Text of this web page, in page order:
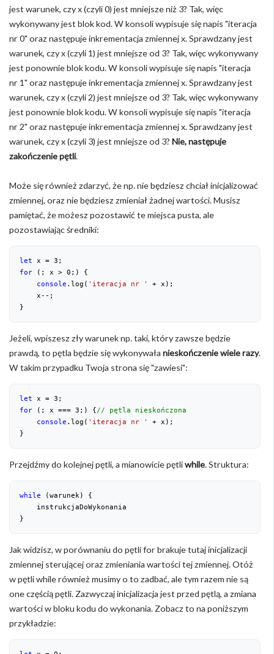
jest warunek, czy x (czyli 0) jest mniejsze niż 3? Tak, więc
wykonywany jest blok kod. W konsoli wypisuje się napis "iteracja
nr 0" oraz następuje inkrementacja zmiennej x. Sprawdzany jest
warunek, czy x (czyli 1) jest mniejsze od 3? Tak, więc wykonywany
jest ponownie blok kodu. W konsoli wypisuje się napis "iteracja
nr 1" oraz następuje inkrementacja zmiennej x. Sprawdzany jest
warunek, czy x (czyli 2) jest mniejsze od 3? Tak, więc wykonywany
jest ponownie blok kodu. W konsoli wypisuje się napis "iteracja
nr 2" oraz następuje inkrementacja zmiennej x. Sprawdzany jest
warunek, czy x (czyli 3) jest mniejsze od 3? Nie, następuje
zakończenie pętli.
Może się również zdarzyć, że np. nie będziesz chciał inicjalizować
zmiennej, oraz nie będziesz zmieniał żadnej wartości. Musisz
pamiętać, że możesz pozostawić te miejsca pusta, ale
pozostawiając średniki:
let x = 3
for (; x > 0 ;) {
console .log( 'iteracja nr '
+ x);
    x--;
}
Jeżeli, wpiszesz zły warunek np. taki, który zawsze będzie
prawdą, to pętla będzie się wykonywała nieskończenie wiele razy.
W takim przypadku Twoja strona się "zawiesi":
let x = 3
for (; x === 3 ;) {// pętla nieskończona
console .log( 'iteracja nr '
+ x);
}
Przejdźmy do kolejnej pętli, a mianowicie pętliwhile. Struktura:
while (warunek) {
    instrukcjaDoWykonania
}
Jak widzisz, w porównaniu do pętli for brakuje tutaj inicjalizacji
zmiennej sterującej oraz zmieniania wartości tej zmiennej. Otóż
w pętli while również musimy o to zadbać, ale tym razem nie są
one częścią pętli. Zazwyczaj inicjalizacja jest przed pętlą, a zmiana
wartości w bloku kodu do wykonania. Zobacz to na poniższym
przykładzie: